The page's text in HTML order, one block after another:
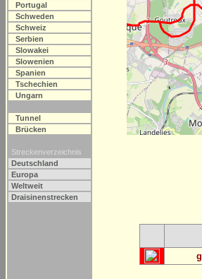
Portugal
Schweden
Schweiz
Serbien
Slowakei
Slowenien
Spanien
Tschechien
Ungarn
Tunnel
Brücken
Streckenverzeichnis
Deutschland
Europa
Weltweit
Draisinenstrecken